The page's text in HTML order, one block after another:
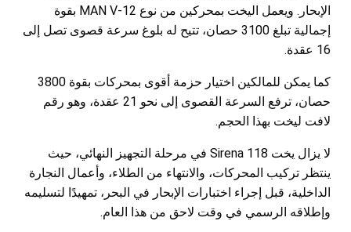
الإبحار. ويعمل اليخت بمحركين من نوع MAN V-12 بقوة
إجمالية تبلغ 3100 حصان، تتيح له بلوغ سرعة قصوى تصل إلى
16 عقدة.
كما يمكن للمالكين اختيار حزمة أقوى بمحركات بقوة 3800
حصان، ترفع السرعة القصوى إلى نحو 21 عقدة، وهو رقم
لافت ليخت بهذا الحجم.
لا يزال يخت Sirena 118 في مرحلة التجهيز النهائي، حيث
ينتظر تركيب المحركات، والانتهاء من الطلاء، وأعمال النجارة
الداخلية، قبل إجراء اختبارات الإبحار في البحر، تمهيدًا لتسليمه
وإطلاقه الرسمي في وقت لاحق من هذا العام.